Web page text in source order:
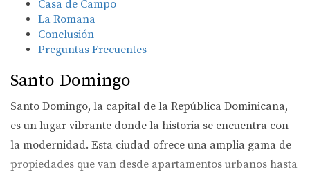
Casa de Campo
La Romana
Conclusión
Preguntas Frecuentes
Santo Domingo
Santo Domingo, la capital de la República Dominicana,
es un lugar vibrante donde la historia se encuentra con
la modernidad. Esta ciudad ofrece una amplia gama de
propiedades que van desde apartamentos urbanos hasta